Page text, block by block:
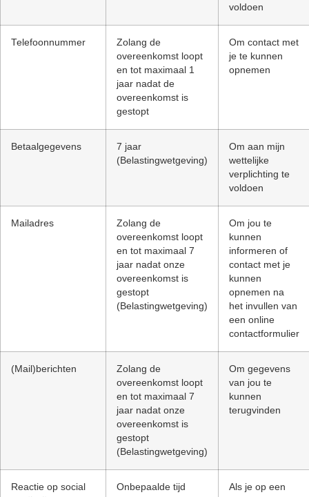
voldoen
Telefoonnummer
Zolang de
overeenkomst loopt
en tot maximaal 1
jaar nadat de
overeenkomst is
gestopt
Om contact met
je te kunnen
opnemen
Betaalgegevens
7 jaar
(Belastingwetgeving)
Om aan mijn
wettelijke
verplichting te
voldoen
Mailadres
Zolang de
overeenkomst loopt
en tot maximaal 7
jaar nadat onze
overeenkomst is
gestopt
(Belastingwetgeving)
Om jou te
kunnen
informeren of
contact met je
kunnen
opnemen na
het invullen van
een online
contactformulier
(Mail)berichten
Zolang de
overeenkomst loopt
en tot maximaal 7
jaar nadat onze
overeenkomst is
gestopt
(Belastingwetgeving)
Om gegevens
van jou te
kunnen
terugvinden
Reactie op social
Onbepaalde tijd
Als je op een